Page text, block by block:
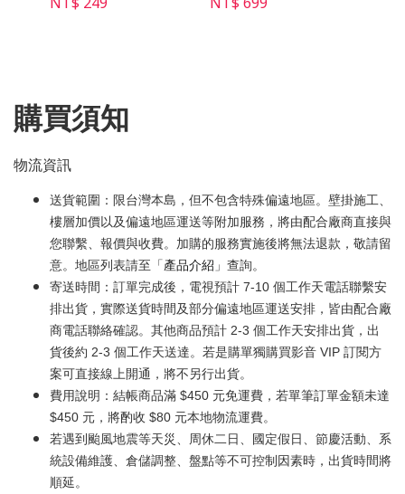
購買須知
物流資訊
送貨範圍：限台灣本島，但不包含特殊偏遠地區。壁掛施工、
樓層加價以及偏遠地區運送等附加服務，將由配合廠商直接與
您聯繫、報價與收費。加購的服務實施後將無法退款，敬請留
意。地區列表請至「產品介紹 」查詢。
寄送時間：訂單完成後，電視預計 7-10 個工作天電話聯繫安
排出貨，實際送貨時間及部分偏遠地區運送安排，皆由配合廠
商電話聯絡確認。其他商品預計 2-3 個工作天安排出貨，出
貨後約 2-3 個工作天送達。若是購單獨購買影音 VIP 訂閱方
案可直接線上開通，將不另行出貨。
費用說明：結帳商品滿 $450 元免運費，若單筆訂單金額未達
$450 元，將酌收 $80 元本地物流運費。
若遇到颱風地震等天災、周休二日、國定假日、節慶活動、系
統設備維護、倉儲調整、盤點等不可控制因素時，出貨時間將
順延。